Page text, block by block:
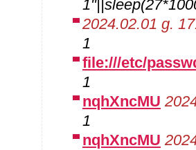
2024.02.01 g.
1
file:///etc/
1
nqhXncMU
1
nqhXncMU